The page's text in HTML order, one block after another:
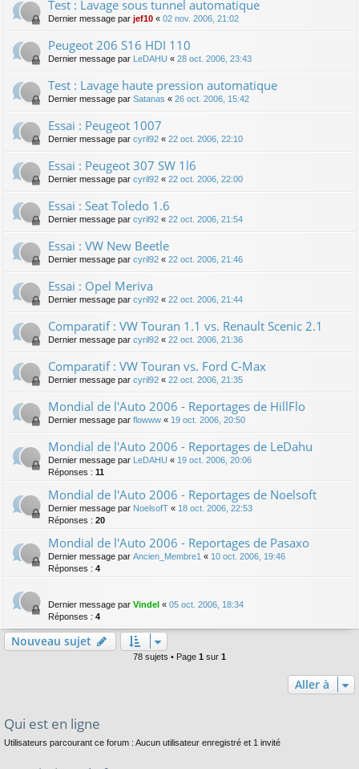
Test : Lavage sous tunnel automatique
Dernier message par jef10 « 02 nov. 2006, 21:02
Peugeot 206 S16 HDI 110
Dernier message par LeDAHU « 28 oct. 2006, 23:43
Test : Lavage haute pression automatique
Dernier message par Satanas « 26 oct. 2006, 15:42
Essai : Peugeot 1007
Dernier message par cyril92 « 22 oct. 2006, 22:10
Essai : Peugeot 307 SW 1l6
Dernier message par cyril92 « 22 oct. 2006, 22:00
Essai : Seat Toledo 1.6
Dernier message par cyril92 « 22 oct. 2006, 21:54
Essai : VW New Beetle
Dernier message par cyril92 « 22 oct. 2006, 21:46
Essai : Opel Meriva
Dernier message par cyril92 « 22 oct. 2006, 21:44
Comparatif : VW Touran 1.1 vs. Renault Scenic 2.1
Dernier message par cyril92 « 22 oct. 2006, 21:36
Comparatif : VW Touran vs. Ford C-Max
Dernier message par cyril92 « 22 oct. 2006, 21:35
Mondial de l'Auto 2006 - Reportages de HillFlo
Dernier message par flowww « 19 oct. 2006, 20:50
Mondial de l'Auto 2006 - Reportages de LeDahu
Dernier message par LeDAHU « 19 oct. 2006, 20:06
Réponses : 11
Mondial de l'Auto 2006 - Reportages de Noelsoft
Dernier message par NoelsofT « 18 oct. 2006, 22:53
Réponses : 20
Mondial de l'Auto 2006 - Reportages de Pasaxo
Dernier message par Ancien_Membre1 « 10 oct. 2006, 19:46
Réponses : 4
Dernier message par Vindel « 05 oct. 2006, 18:34
Réponses : 4
Nouveau sujet
78 sujets • Page 1 sur 1
Aller à
Qui est en ligne
Utilisateurs parcourant ce forum : Aucun utilisateur enregistré et 1 invité